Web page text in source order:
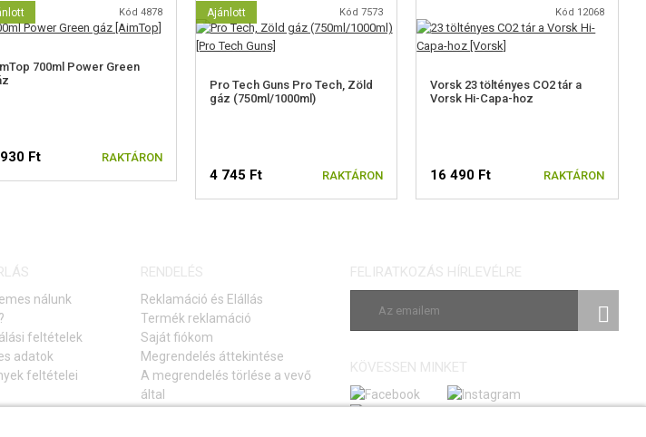
Kód 4878
700ml Power Green
Ft RAKTÁRON
Ajánlott Kód 7573
Pro Tech Guns Pro Tech, Zöld
gáz (750ml/1000ml)
4 745 Ft RAKTÁRON
Kód 12068
Vorsk 23 töltényes CO2 tár a
Vorsk Hi-Capa-hoz
16 490 Ft RAKTÁRON
nálunk
feltételek
adatok
feltételei
RENDELÉS
Reklamáció és Elállás
Termék reklamáció
Saját fiókom
Megrendelés áttekintése
A megrendelés törlése a vevő
által
FELIRATKOZÁS HÍRLEVÉLRE
KÖVESSEN MINKET